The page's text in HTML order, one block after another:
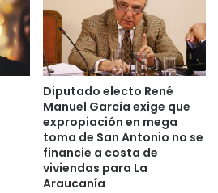
Diputado electo René
Manuel García exige que
expropiación en mega
toma de San Antonio no se
financie a costa de
viviendas para La
Araucanía